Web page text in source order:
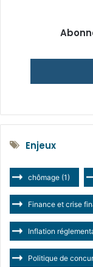
Enjeux
chômage (1)
Finance et crise
Inflation
Politique de